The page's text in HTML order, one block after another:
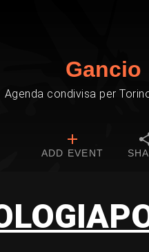
Gancio
Agenda condivisa per
ADD EVENT